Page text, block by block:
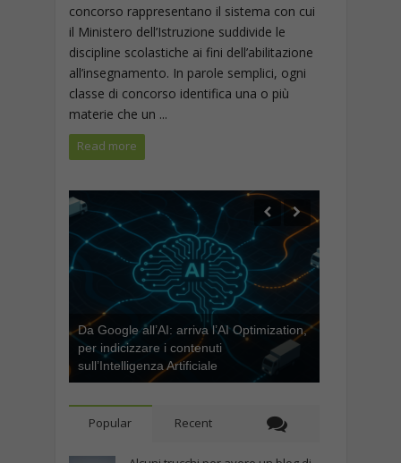
concorso rappresentano il sistema con cui
il Ministero dell’Istruzione suddivide le
discipline scolastiche ai fini dell’abilitazione
all’insegnamento. In parole semplici, ogni
classe di concorso identifica una o più
materie che un ...
Read more
Da Google all’AI: arriva l’AI Optimization,
per indicizzare i contenuti
sull’Intelligenza Artificiale
Popular Recent